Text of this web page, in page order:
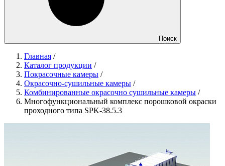
Поиск
Главная /
Каталог продукции /
Покрасочные камеры /
Окрасочно-сушильные камеры /
Комбинированные окрасочно сушильные камеры /
Многофункциональный комплекс порошковой окраски
проходного типа SPK-38.5.3